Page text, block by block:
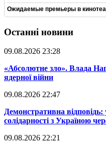
Ожидаемые премьеры в
Останні новини
09.08.2026 23:28
​«Абсолютне зло». Влада
ядерної війни
09.08.2026 22:47
​Демонстративна
солідарності з Україною
09.08.2026 22:21